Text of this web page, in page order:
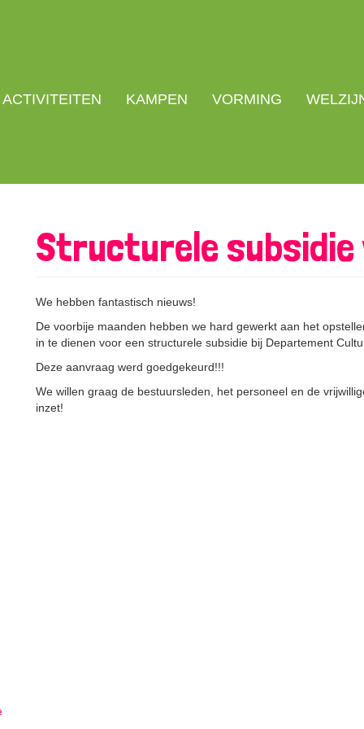
ACTIVITEITEN KAMPEN VORMING
Structurele subsidie
We hebben fantastisch nieuws!
De voorbije maanden hebben we hard gewerkt aan het
in te dienen voor een structurele subsidie bij Departement
Deze aanvraag werd goedgekeurd!!!
We willen graag de bestuursleden, het personeel en de
inzet!